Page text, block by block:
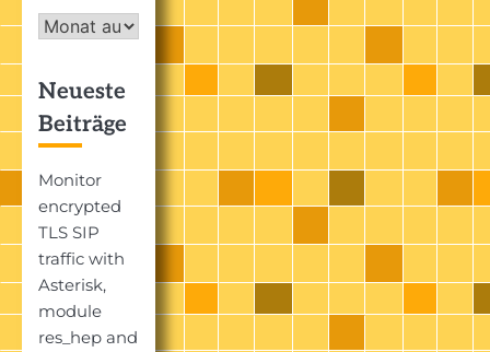
Archiv
Neueste
Beiträge
Monitor
encrypted
TLS SIP
traffic with
Asterisk,
module
res_hep and